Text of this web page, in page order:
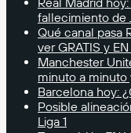
fallecimiento de
Qué canal pasa
ver GRATIS y
Manchester
minuto a minuto
Barcelona hoy:
Posible
Liga 1